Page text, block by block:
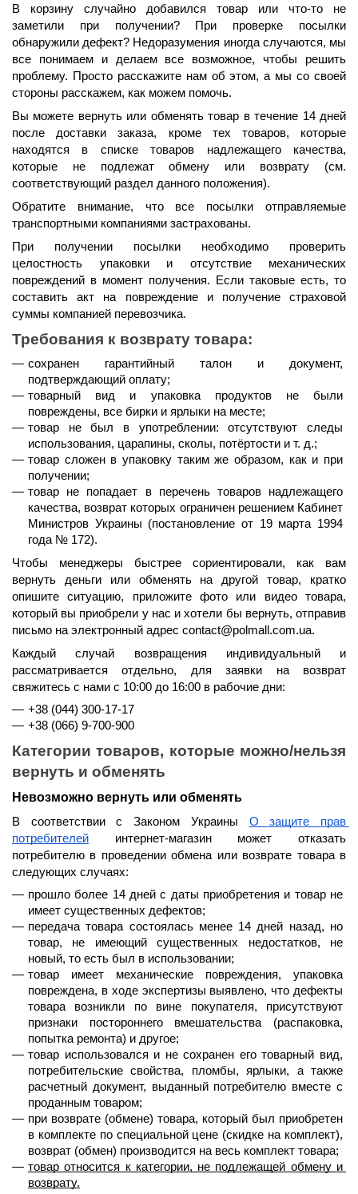
В корзину случайно добавился товар или что-то не
заметили при получении? При проверке посылки
обнаружили дефект? Недоразумения иногда случаются, мы
все понимаем и делаем все возможное, чтобы решить
проблему. Просто расскажите нам об этом, а мы со своей
стороны расскажем, как можем помочь.
Вы можете вернуть или обменять товар в течение 14 дней
после доставки заказа, кроме тех товаров, которые
находятся в списке товаров надлежащего качества,
которые не подлежат обмену или возврату (см.
соответствующий раздел данного положения).
Обратите внимание, что все посылки отправляемые
транспортными компаниями застрахованы.
При получении посылки необходимо проверить
целостность упаковки и отсутствие механических
повреждений в момент получения. Если таковые есть, то
составить акт на повреждение и получение страховой
суммы компанией перевозчика.
Требования к возврату товара:
сохранен гарантийный талон и документ,
подтверждающий оплату;
товарный вид и упаковка продуктов не были
повреждены, все бирки и ярлыки на месте;
товар не был в употреблении: отсутствуют следы
использования, царапины, сколы, потёртости и т. д.;
товар сложен в упаковку таким же образом, как и при
получении;
товар не попадает в перечень товаров надлежащего
качества, возврат которых ограничен решением Кабинет
Министров Украины (постановление от 19 марта 1994
года № 172).
Чтобы менеджеры быстрее сориентировали, как вам
вернуть деньги или обменять на другой товар, кратко
опишите ситуацию, приложите фото или видео товара,
который вы приобрели у нас и хотели бы вернуть, отправив
письмо на электронный адрес contact@polmall.com.ua.
Каждый случай возвращения индивидуальный и
рассматривается отдельно, для заявки на возврат
свяжитесь с нами с 10:00 до 16:00 в рабочие дни:
+38 (044) 300-17-17
+38 (066) 9-700-900
Категории товаров, которые можно/нельзя
вернуть и обменять
Невозможно вернуть или обменять
В соответствии с Законом Украины О защите прав
потребителей интернет-магазин может отказать
потребителю в проведении обмена или возврате товара в
следующих случаях:
прошло более 14 дней с даты приобретения и товар не
имеет существенных дефектов;
передача товара состоялась менее 14 дней назад, но
товар, не имеющий существенных недостатков, не
новый, то есть был в использовании;
товар имеет механические повреждения, упаковка
повреждена, в ходе экспертизы выявлено, что дефекты
товара возникли по вине покупателя, присутствуют
признаки постороннего вмешательства (распаковка,
попытка ремонта) и другое;
товар использовался и не сохранен его товарный вид,
потребительские свойства, пломбы, ярлыки, а также
расчетный документ, выданный потребителю вместе с
проданным товаром;
при возврате (обмене) товара, который был приобретен
в комплекте по специальной цене (скидке на комплект),
возврат (обмен) производится на весь комплект товара;
товар относится к категории, не подлежащей обмену и
возврату.